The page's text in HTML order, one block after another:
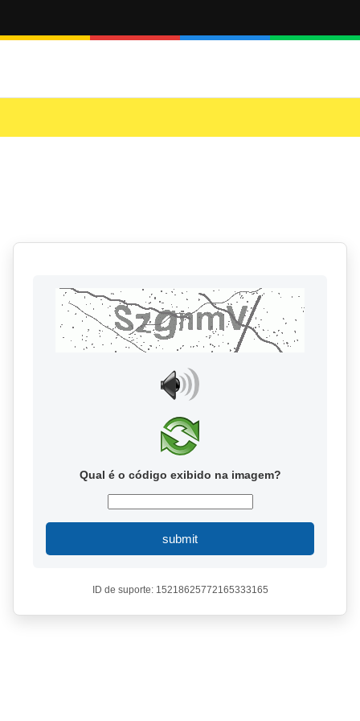
Qual é o código exibido na imagem?
submit
ID de suporte: 15218625772165333165